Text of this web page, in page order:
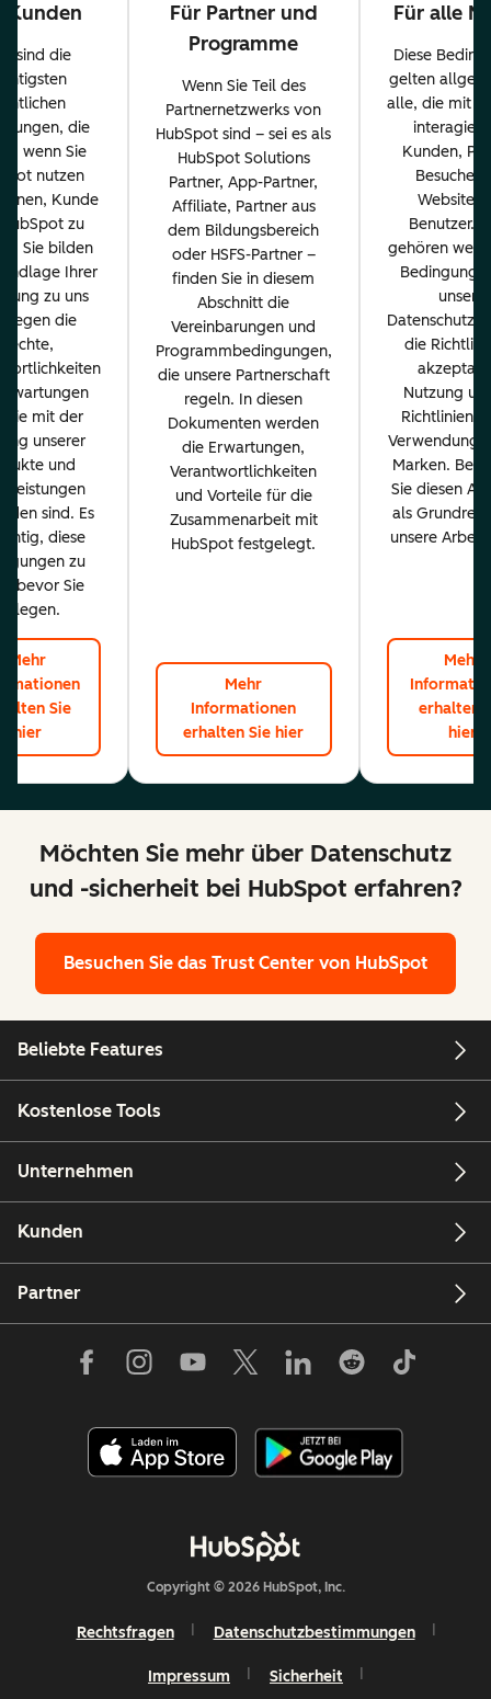
Kunden
sind die
die
wenn Sie
nutzen
Kunde
zu
Sie bilden
Ihrer
zu uns
legen die
Rechte,
die mit der
unserer
und
sind. Es
diese
zu
bevor Sie
Mehr
Sie
hier
Für Partner und
Programme
Wenn Sie Teil des
Partnernetzwerks von
HubSpot sind – sei es als
HubSpot Solutions
Partner, App-Partner,
Affiliate, Partner aus
dem Bildungsbereich
oder HSFS-Partner –
finden Sie in diesem
Abschnitt die
Vereinbarungen und
Programmbedingungen,
die unsere Partnerschaft
regeln. In diesen
Dokumenten werden
die Erwartungen,
Verantwortlichkeiten
und Vorteile für die
Zusammenarbeit mit
HubSpot festgelegt.
Mehr
Informationen
erhalten Sie hier
Für alle
Diese
gelten
alle, die mit
Kunden,
Besucher
Website
Benutzer.
gehören
unsere
die
Nutzung
Richtlinien
Verwendung
Marken.
Sie diesen
als
unsere
Mehr
erhalten
hier
Möchten Sie mehr über Datenschutz
und -sicherheit bei HubSpot erfahren?
Besuchen Sie das Trust Center von HubSpot
Beliebte Features
Kostenlose Tools
Unternehmen
Kunden
Partner
Copyright © 2026 HubSpot, Inc.
Rechtsfragen Datenschutzbestimmungen
Impressum Sicherheit